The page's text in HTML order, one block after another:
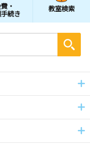
・
続き
教室検索